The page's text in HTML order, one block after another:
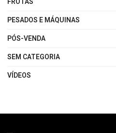
PESADOS E MÁQUINAS
PÓS-VENDA
SEM CATEGORIA
VÍDEOS